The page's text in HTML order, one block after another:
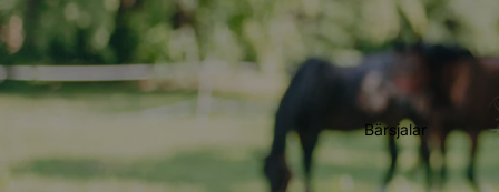
Toddler
(Större barn)
Preschool
Bärsjalar